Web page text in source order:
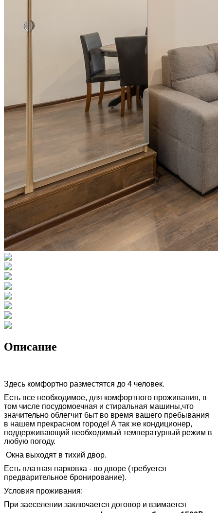
Описание
Здесь комфортно разместятся до 4 человек.
Есть все необходимое, для комфортного проживания, в
том числе посудомоечная и стиральная машины,что
значительно облегчит быт во время вашего пребывания
в нашем прекрасном городе! А так же кондиционер,
поддерживающий необходимый температурный режим в
любую погоду.
Окна выходят в тихий двор.
Есть платная парковка - во дворе (требуется
предварительное бронирование).
Условия проживания:
При заеселении заключается договор и взимается